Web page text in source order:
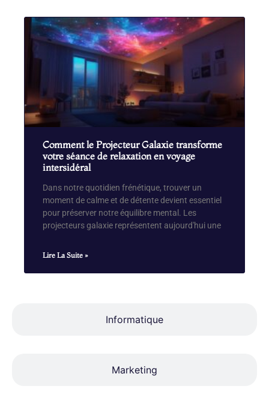
Informatique
Marketing
Comment le Projecteur Galaxie transforme
votre séance de relaxation en voyage
intersidéral
Dans notre quotidien frénétique, trouver un
moment de calme et de détente devient essentiel
pour préserver notre équilibre mental. Les
projecteurs galaxie représentent aujourd'hui une
Lire La Suite »